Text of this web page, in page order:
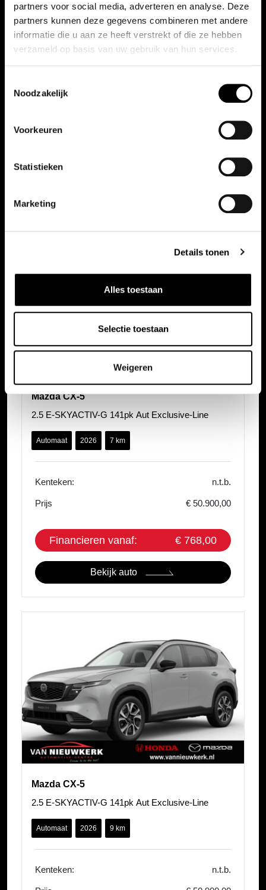
partners voor social media, adverteren en analyse. Deze
partners kunnen deze gegevens combineren met andere
informatie die u aan ze heeft verstrekt of die ze hebben
verzameld op basis van uw gebruik van hun services.
Noodzakelijk
Voorkeuren
Statistieken
Marketing
Details tonen
Alles toestaan
Selectie toestaan
Weigeren
Vergelijkbare auto's
Mazda CX-5
2.5 E-SKYACTIV-G 141pk Aut Exclusive-Line
Automaat 2026 7 km
Kenteken: n.t.b.
Prijs € 50.900,00
Financieren vanaf: € 768,00
Bekijk auto
Mazda CX-5
2.5 E-SKYACTIV-G 141pk Aut Exclusive-Line
Automaat 2026 9 km
Kenteken: n.t.b.